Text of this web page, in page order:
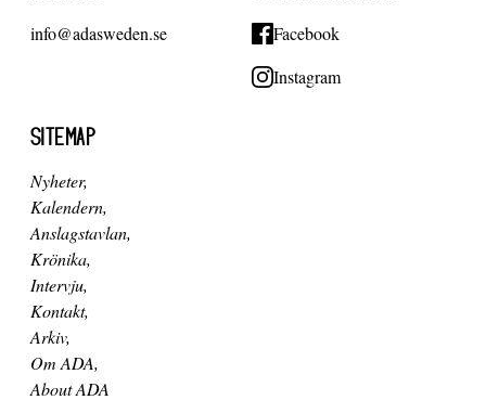
info@adasweden.se
Facebook
Instagram
SITEMAP
Nyheter
Kalendern
Anslagstavlan
Krönika
Intervju
Kontakt
Arkiv
Om ADA
About ADA